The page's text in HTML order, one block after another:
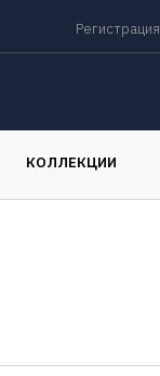
Регистрация
КОЛЛЕКЦИИ